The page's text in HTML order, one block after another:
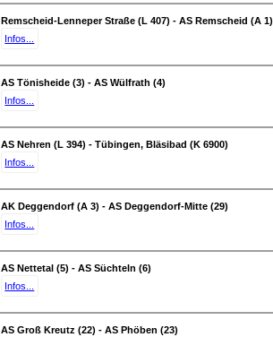
Remscheid-Lenneper Straße (L 407) - AS Remscheid (A 1)
Infos...
AS Tönisheide (3) - AS Wülfrath (4)
Infos...
AS Nehren (L 394) - Tübingen, Bläsibad (K 6900)
Infos...
AK Deggendorf (A 3) - AS Deggendorf-Mitte (29)
Infos...
AS Nettetal (5) - AS Süchteln (6)
Infos...
AS Groß Kreutz (22) - AS Phöben (23)